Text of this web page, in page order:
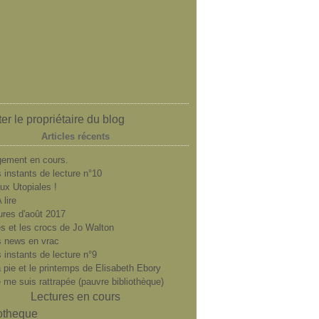
le propriétaire du blog
Articles récents
en cours.
instants de lecture n°10
Utopiales !
lire
d'août 2017
et les crocs de Jo Walton
news en vrac
instants de lecture n°9
pie et le printemps de Elisabeth Ebory
me suis rattrapée (pauvre bibliothèque)
Lectures en cours